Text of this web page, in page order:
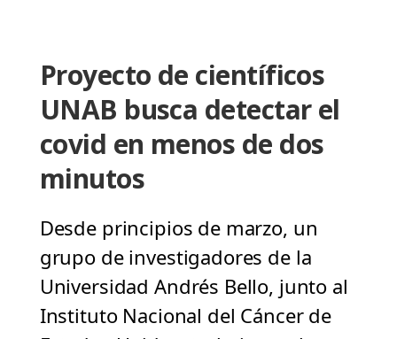
Proyecto de científicos
UNAB busca detectar el
covid en menos de dos
minutos
Desde principios de marzo, un
grupo de investigadores de la
Universidad Andrés Bello, junto al
Instituto Nacional del Cáncer de